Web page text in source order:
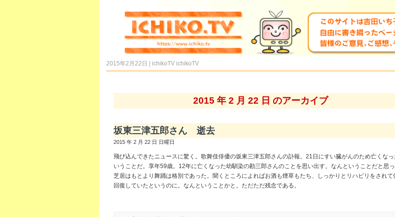
2015年2月22日 | ichikoTV ichikoTV
2015 年 2 月 22 日 のアーカイブ
坂東三津五郎さん 逝去
2015 年 2 月 22 日 日曜日
飛び込んできたニュースに驚く。歌舞伎俳優の坂東三津五郎さんの訃報。21日にすい臓がんのため亡くなっ
いうことだ。享年59歳。12年に亡くなった幼馴染の勘三郎さんのことを思い出す。なんということだと思っ
芝居はもとより舞踊は格別であった。聞くところによればお酒も煙草もたち、しっかりとリハビリをされて
回復していたというのに。なんということかと。ただただ残念である。